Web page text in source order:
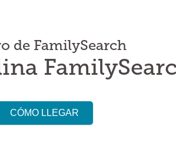
de FamilySearch
CÓMO LLEGAR